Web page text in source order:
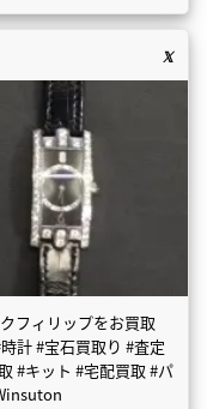
フィリップをお買取
計 #宝石買取り #査定
#キット #宅配買取 #パ